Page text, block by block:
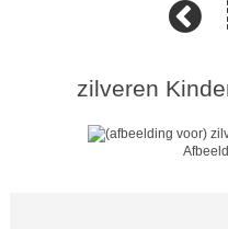
zilveren